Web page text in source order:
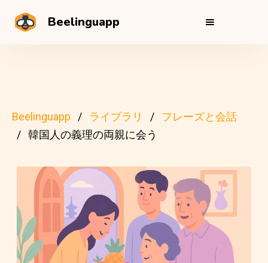
Beelinguapp
Beelinguapp ライブラリ
フレーズと会話
韓国人の義理の両親に会う